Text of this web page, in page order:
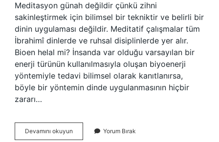
Meditasyon günah değildir çünkü zihni
sakinleştirmek için bilimsel bir tekniktir ve belirli bir
dinin uygulaması değildir. Meditatif çalışmalar tüm
İbrahimî dinlerde ve ruhsal disiplinlerde yer alır.
Bioen helal mi? İnsanda var olduğu varsayılan bir
enerji türünün kullanılmasıyla oluşan biyoenerji
yöntemiyle tedavi bilimsel olarak kanıtlanırsa,
böyle bir yöntemin dinde uygulanmasının hiçbir
zararı…
Devamını okuyun Bioenerji
Yapmak
Yorum Bırak